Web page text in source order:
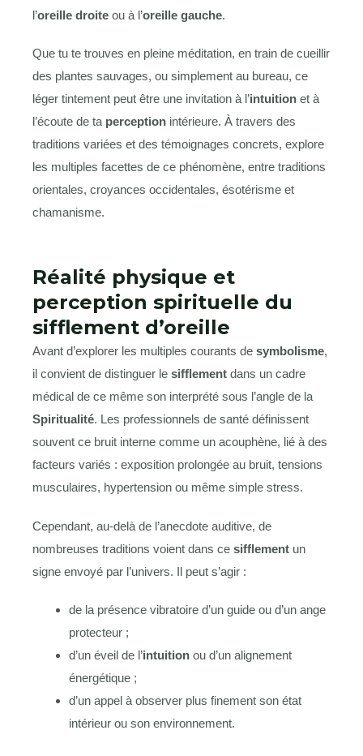
l’oreille droite ou à l’oreille gauche.
Que tu te trouves en pleine méditation, en train de cueillir
des plantes sauvages, ou simplement au bureau, ce
léger tintement peut être une invitation à l’intuition et à
l’écoute de ta perception intérieure. À travers des
traditions variées et des témoignages concrets, explore
les multiples facettes de ce phénomène, entre traditions
orientales, croyances occidentales, ésotérisme et
chamanisme.
Réalité physique et
perception spirituelle du
sifflement d’oreille
Avant d’explorer les multiples courants de symbolisme,
il convient de distinguer le sifflement dans un cadre
médical de ce même son interprété sous l’angle de la
Spiritualité. Les professionnels de santé définissent
souvent ce bruit interne comme un acouphène, lié à des
facteurs variés : exposition prolongée au bruit, tensions
musculaires, hypertension ou même simple stress.
Cependant, au-delà de l’anecdote auditive, de
nombreuses traditions voient dans ce sifflement un
signe envoyé par l’univers. Il peut s’agir :
de la présence vibratoire d’un guide ou d’un ange
protecteur ;
d’un éveil de l’intuition ou d’un alignement
énergétique ;
d’un appel à observer plus finement son état
intérieur ou son environnement.